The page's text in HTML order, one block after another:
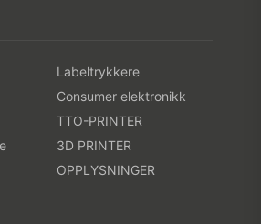
Labeltrykkere
Consumer elektronikk
TTO-PRINTER
3D PRINTER
OPPLYSNINGER